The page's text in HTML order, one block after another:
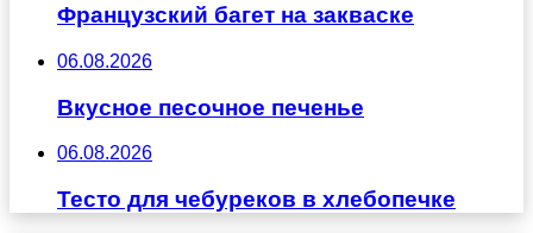
Французский багет на закваске
06.08.2026
Вкусное песочное печенье
06.08.2026
Тесто для чебуреков в хлебопечке